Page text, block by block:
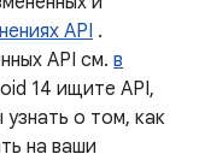
API .
API см. в
14 ищите API,
узнать о том, как
на ваши